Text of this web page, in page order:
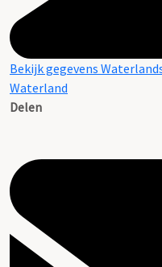
Bekijk gegevens
Waterland
Delen